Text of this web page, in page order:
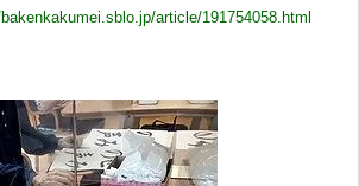
article/191754058.html